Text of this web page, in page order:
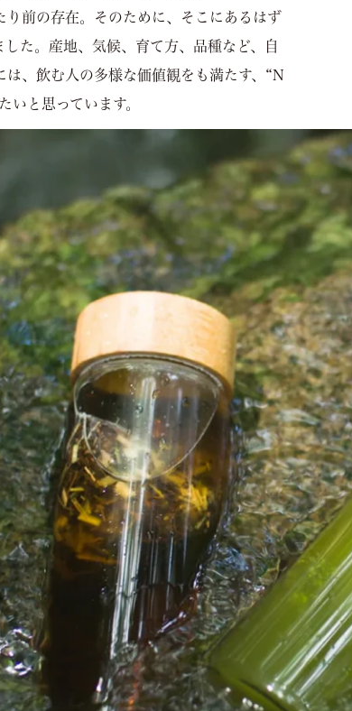
り前の存在。そのために、そこにあるはず
た。産地、気候、育て方、品種など、自
、飲む人の多様な価値観をも満たす、“N
と思っています。